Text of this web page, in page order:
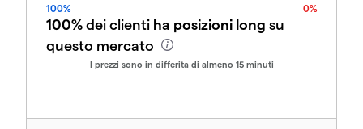
100%
0%
100%dei clienti ha posizioni long su
questo mercato
I prezzi sono in differita di almeno 15 minuti